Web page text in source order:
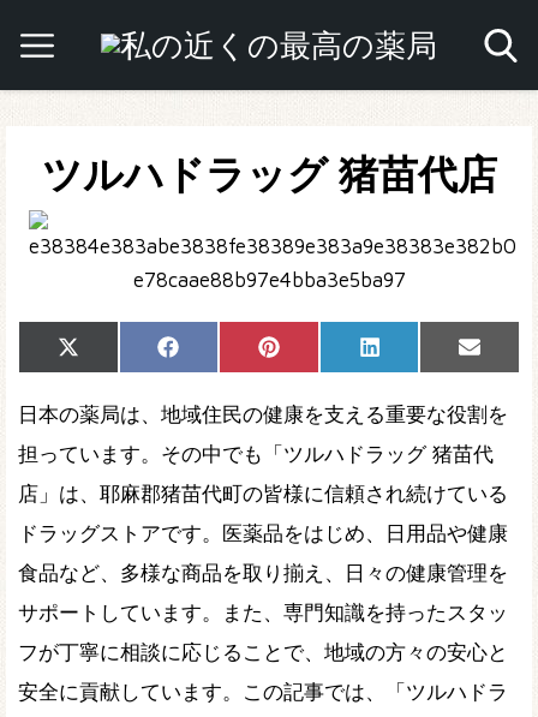
ツルハドラッグ 猪苗代店
Share
on
X
(Twitter)
Share
on
Facebook Share
on
Pinterest Share
on
LinkedIn
Share
on
Email
日本の薬局は、地域住民の健康を支える重要な役割を
担っています。その中でも「ツルハドラッグ 猪苗代
店」は、耶麻郡猪苗代町の皆様に信頼され続けている
ドラッグストアです。医薬品をはじめ、日用品や健康
食品など、多様な商品を取り揃え、日々の健康管理を
サポートしています。また、専門知識を持ったスタッ
フが丁寧に相談に応じることで、地域の方々の安心と
安全に貢献しています。この記事では、「ツルハドラ